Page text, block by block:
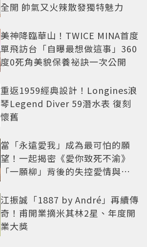
全開 帥氣又火辣散發獨特魅力
美神降臨華山！TWICE MINA首度
單飛訪台「自曝最想做這事」360
度0死角美貌保養祕訣一次公開
重返1959經典設計！Longines浪
琴Legend Diver 59潛水表 復刻
懷舊
當「永遠愛我」成為最可怕的願
望！一起揭密《愛你致死不渝》
「一願柳」背後的失控愛情與爆
江振誠「1887 by André」再續傳
奇！甫開業摘米其林2星、年度開
業大獎